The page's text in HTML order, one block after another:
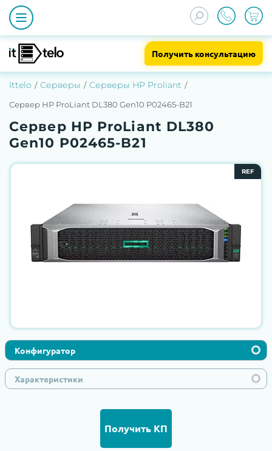
Получить консультацию
Ittelo Серверы Серверы HP Proliant
Сервер HP ProLiant DL380 Gen10 P02465-B21
Сервер HP ProLiant DL380
Gen10 P02465-B21
REF
Конфигуратор
Характеристики
Получить КП